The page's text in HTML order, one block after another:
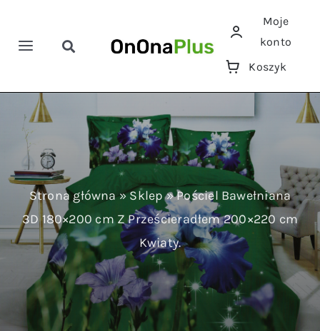
zawartości
Toggle
Pościele
Ręczniki
Koce
Prześcieradła
Toggle
Moje
konto
Koszyk
Strona główna»Sklep»Pościel Bawełniana
3D 180×200 cm Z Prześcieradłem 200×220 cm
Kwiaty.